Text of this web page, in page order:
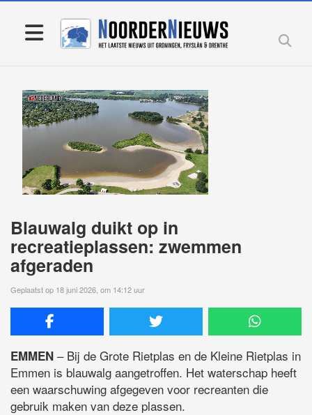
Blauwalg duikt op in
recreatieplassen: zwemmen
afgeraden
Geplaatst op 18 juni 2026, om 14:12 uur
EMMEN – Bij de Grote Rietplas en de Kleine Rietplas in
Emmen is blauwalg aangetroffen. Het waterschap heeft
een waarschuwing afgegeven voor recreanten die
gebruik maken van deze plassen.